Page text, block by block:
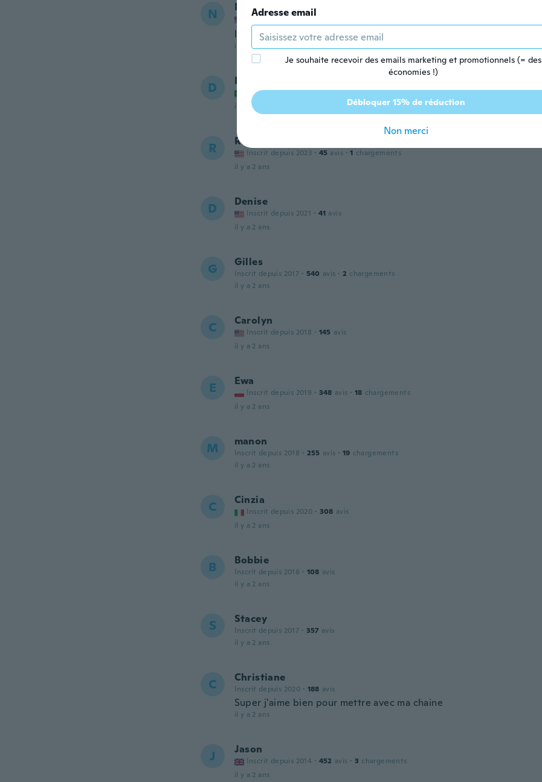
N Nalda G safford
Inscrit depuis 2023 ·
love this stone makes me feeling peaceful.
il y a environ un an
D David
Inscrit depuis 2019 · 38 avis
il y a environ un an
R Rachel
Inscrit depuis 2023 · 45 avis · 1 chargements
il y a 2 ans
D Denise
Inscrit depuis 2021 · 41 avis
il y a 2 ans
G Gilles
Inscrit depuis 2017 · 540 avis · 2 chargements
il y a 2 ans
C Carolyn
Inscrit depuis 2018 · 145 avis
il y a 2 ans
E Ewa
Inscrit depuis 2019 · 348 avis · 18 chargements
il y a 2 ans
M manon
Inscrit depuis 2018 · 255 avis · 19 chargements
il y a 2 ans
C Cinzia
Inscrit depuis 2020 · 308 avis
il y a 2 ans
B Bobbie
Inscrit depuis 2016 · 108 avis
il y a 2 ans
S Stacey
Inscrit depuis 2017 · 357 avis
il y a 2 ans
C Christiane
Inscrit depuis 2020 · 188 avis
Super j'aime bien pour mettre avec ma chaine
il y a 2 ans
J Jason
Inscrit depuis 2014 · 452 avis · 3 chargements
il y a 2 ans
Adresse email
Je souhaite recevoir des emails marketing et promotionnels (= des
économies !)
Débloquer 15% de réduction
Non merci